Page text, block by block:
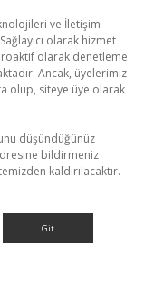
ve İletişim
olarak hizmet
olarak denetleme
Ancak, üyelerimiz
olup, siteye üye olarak
düşündüğünüz
bildirmeniz
kaldırılacaktır.